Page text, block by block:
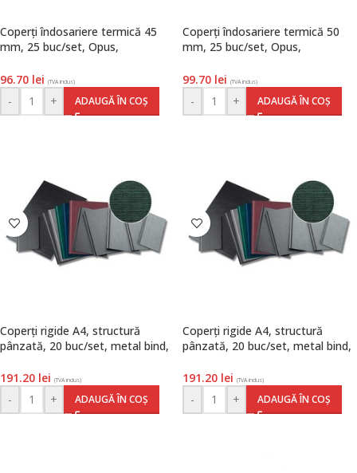
Coperți îndosariere termică 45
mm, 25 buc/set, Opus,
96.70 lei (TVA inclus)
- + ADAUGĂ ÎN COȘ
Coperți îndosariere termică 50
mm, 25 buc/set, Opus,
99.70 lei (TVA inclus)
- + ADAUGĂ ÎN COȘ
Coperți rigide A4, structură
pânzată, 20 buc/set, metal bind,
191.20 lei (TVA inclus)
- + ADAUGĂ ÎN COȘ
Coperți rigide A4, structură
pânzată, 20 buc/set, metal bind,
191.20 lei (TVA inclus)
- + ADAUGĂ ÎN COȘ